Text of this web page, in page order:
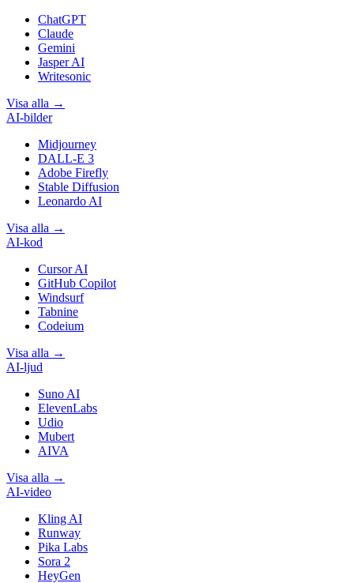
ChatGPT
Claude
Gemini
Jasper AI
Writesonic
Visa alla →
AI-bilder
Midjourney
DALL-E 3
Adobe Firefly
Stable Diffusion
Leonardo AI
Visa alla →
AI-kod
Cursor AI
GitHub Copilot
Windsurf
Tabnine
Codeium
Visa alla →
AI-ljud
Suno AI
ElevenLabs
Udio
Mubert
AIVA
Visa alla →
AI-video
Kling AI
Runway
Pika Labs
Sora 2
HeyGen